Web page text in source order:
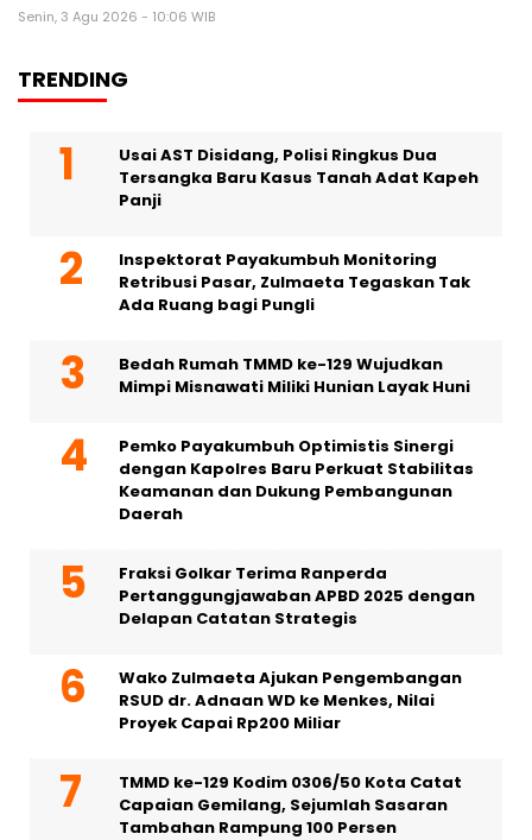
Senin, 3 Agu 2026 - 10:06 WIB
TRENDING
Usai AST Disidang, Polisi Ringkus Dua
Tersangka Baru Kasus Tanah Adat Kapeh
Panji
Inspektorat Payakumbuh Monitoring
Retribusi Pasar, Zulmaeta Tegaskan Tak
Ada Ruang bagi Pungli
Bedah Rumah TMMD ke-129 Wujudkan
Mimpi Misnawati Miliki Hunian Layak Huni
Pemko Payakumbuh Optimistis Sinergi
dengan Kapolres Baru Perkuat Stabilitas
Keamanan dan Dukung Pembangunan
Daerah
Fraksi Golkar Terima Ranperda
Pertanggungjawaban APBD 2025 dengan
Delapan Catatan Strategis
Wako Zulmaeta Ajukan Pengembangan
RSUD dr. Adnaan WD ke Menkes, Nilai
Proyek Capai Rp200 Miliar
TMMD ke-129 Kodim 0306/50 Kota Catat
Capaian Gemilang, Sejumlah Sasaran
Tambahan Rampung 100 Persen